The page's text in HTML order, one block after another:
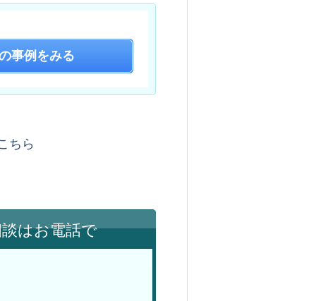
事例をみる
ちら
はお電話で